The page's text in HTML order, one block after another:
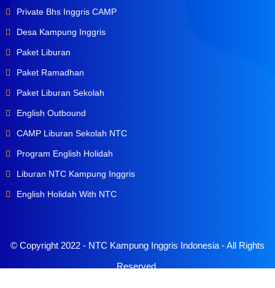
Private Bhs Inggris CAMP
Desa Kampung Inggris
Paket Liburan
Paket Ramadhan
Paket Liburan Sekolah
English Outbound
CAMP Liburan Sekolah NTC
Program English Holidah
Liburan NTC Kampung Inggris
English Holidah With NTC
© Copyright 2022 - NTC Kampung Inggris Indonesia - All Rights
Reserved.